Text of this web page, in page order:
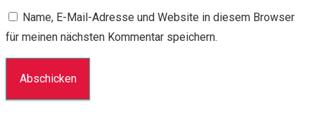
Name, E-Mail-Adresse und Website in diesem Browser
für meinen nächsten Kommentar speichern.